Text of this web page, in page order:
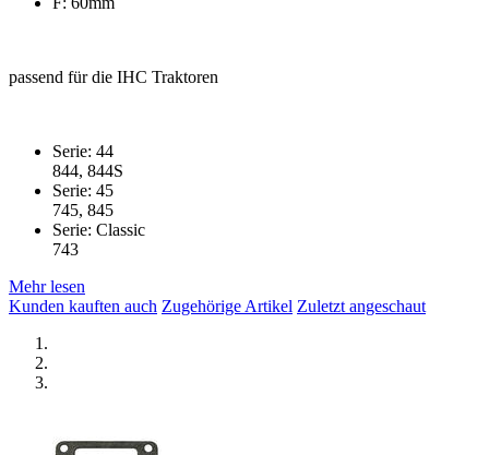
passend für die IHC Traktoren
Serie: 44
844, 844S
Serie: 45
745, 845
Serie: Classic
743
Mehr lesen
Kunden kauften auch Zugehörige Artikel Zuletzt angeschaut